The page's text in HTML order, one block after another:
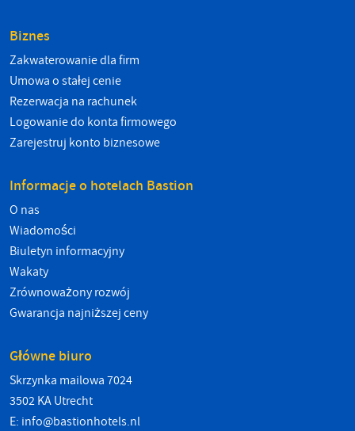
Biznes
Zakwaterowanie dla firm
Umowa o stałej cenie
Rezerwacja na rachunek
Logowanie do konta firmowego
Zarejestruj konto biznesowe
Informacje o hotelach Bastion
O nas
Wiadomości
Biuletyn informacyjny
Wakaty
Zrównoważony rozwój
Gwarancja najniższej ceny
Główne biuro
Skrzynka mailowa 7024
3502 KA Utrecht
E: info@bastionhotels.nl